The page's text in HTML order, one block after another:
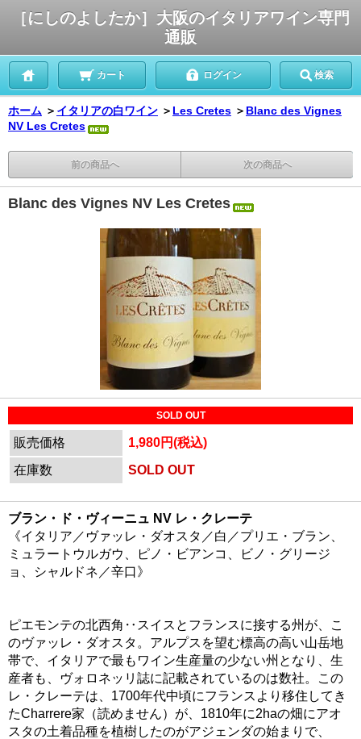
［にしのよしたか］大阪のイタリアワイン専門
通販
カート ログイン 検索
ホーム ＞ イタリアの白ワイン ＞ Les Cretes ＞ Blanc des Vignes
NV Les Cretes
前の商品へ 次の商品へ
Blanc des Vignes NV Les Cretes
SOLD OUT
販売価格
1,980円(税込)
在庫数
SOLD OUT
ブラン・ド・ヴィーニュ NV レ・クレーテ
《イタリア／ヴァッレ・ダオスタ／白／プリエ・ブラン、
ミュラートウルガウ、ピノ・ビアンコ、ビノ・グリージ
ョ、シャルドネ／辛口》
ピエモンテの北西角‥スイスとフランスに接する州が、こ
のヴァッレ・ダオスタ。アルプスを望む標高の高い山岳地
帯で、イタリアで最もワイン生産量の少ない州となり、生
産者も、ヴォロネッリ誌に記載されているのは数社。この
レ・クレーテは、1700年代中頃にフランスより移住してき
たCharrere家（読めません）が、1810年に2haの畑にアオ
スタの土着品種を植樹したのがアジェンダの始まりで、